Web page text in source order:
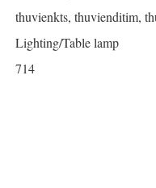
thuvienkts, thuvienditim,
Lighting/Table lamp
714